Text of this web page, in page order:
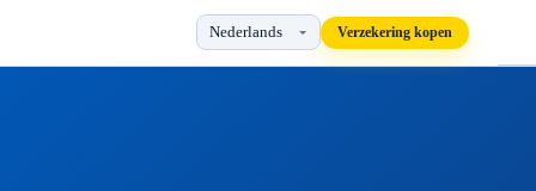
Verzekering kopen